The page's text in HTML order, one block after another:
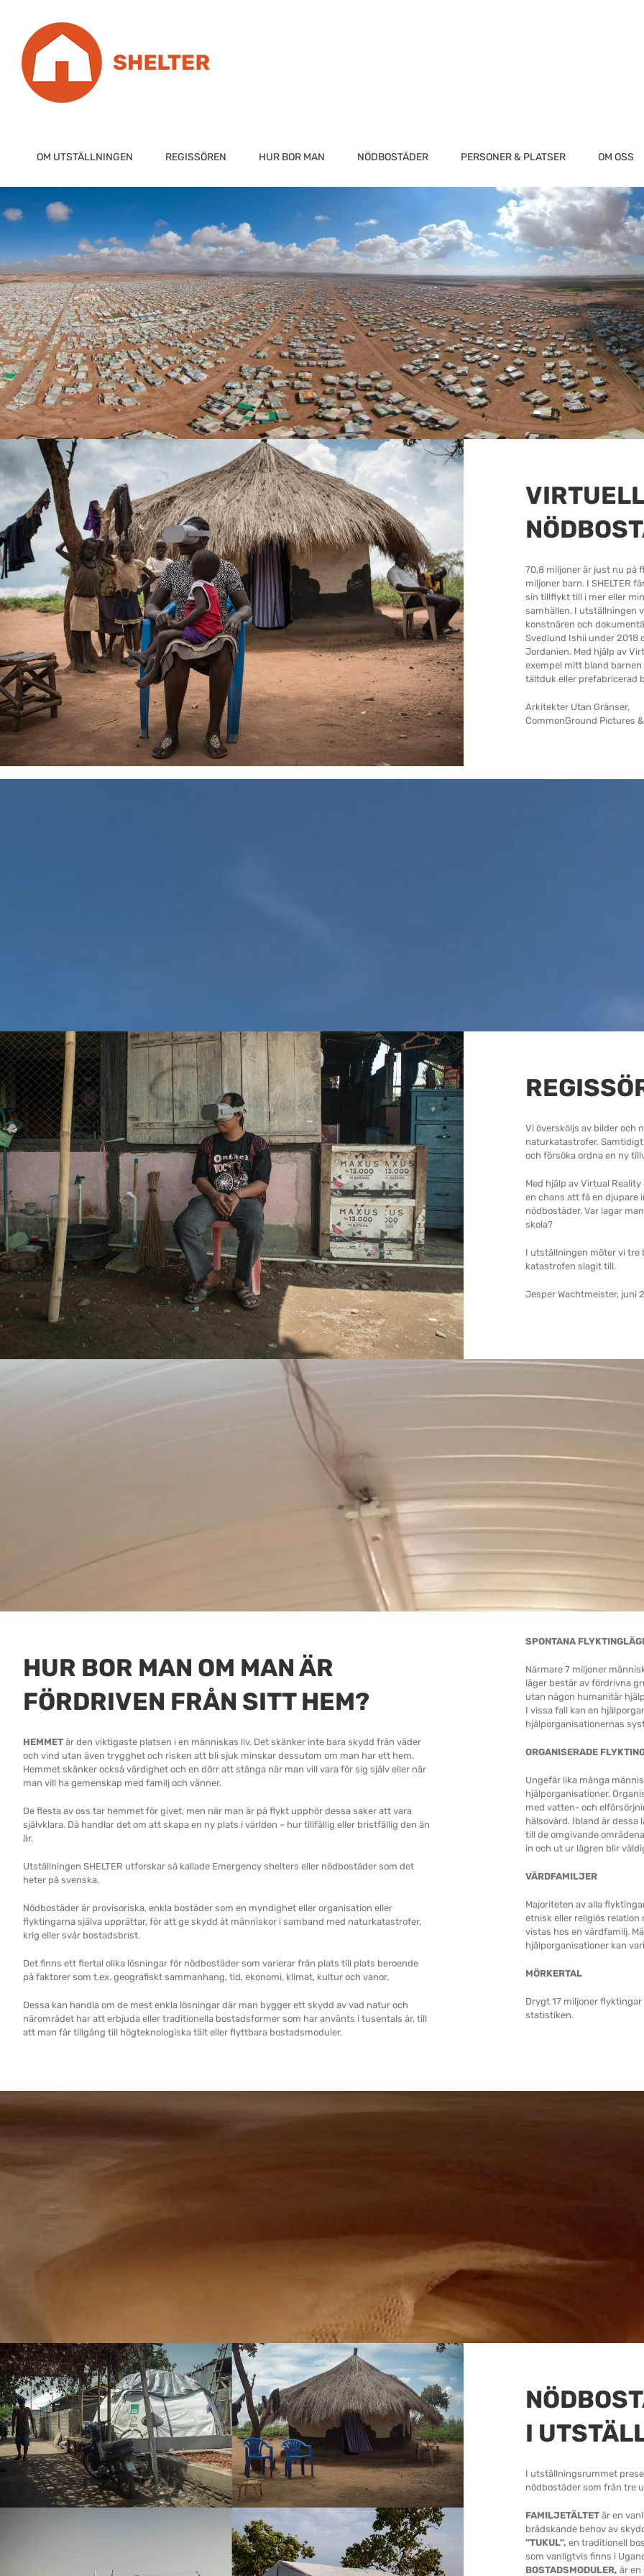
content
OM UTSTÄLLNINGEN REGISSÖREN HUR BOR MAN NÖDBOSTÄDER PERSONER & PLATSER OM OSS
70,8 miljoner är just nu på
miljoner barn. I SHELTER
sin tillflykt till i mer eller
samhällen. I utställningen
konstnären och
Svedlund Ishii under 2018
Jordanien. Med hjälp av
exempel mitt bland barnen
tältduk eller prefabricerad
Arkitekter Utan Gränser,
CommonGround Pictures
Vi översköljs av bilder och
naturkatastrofer.
och försöka ordna en ny
Med hjälp av Virtual
en chans att få en djupare
nödbostäder. Var lagar
skola?
I utställningen möter vi tre
katastrofen slagit till.
Jesper Wachtmeister, juni
HUR BOR MAN OM MAN ÄR
FÖRDRIVEN FRÅN SITT HEM?
HEMMETär den viktigaste platsen i en människas liv. Det skänker inte bara skydd från väder
och vind utan även trygghet och risken att bli sjuk minskar dessutom om man har ett hem.
Hemmet skänker också värdighet och en dörr att stänga när man vill vara för sig själv eller när
man vill ha gemenskap med familj och vänner.
De flesta av oss tar hemmet för givet, men när man är på flykt upphör dessa saker att vara
självklara. Då handlar det om att skapa en ny plats i världen – hur tillfällig eller bristfällig den än
är.
Utställningen SHELTER utforskar så kallade Emergency shelters eller nödbostäder som det
heter på svenska.
Nödbostäder är provisoriska, enkla bostäder som en myndighet eller organisation eller
flyktingarna själva upprättar, för att ge skydd åt människor i samband med naturkatastrofer,
krig eller svår bostadsbrist.
Det finns ett flertal olika lösningar för nödbostäder som varierar från plats till plats beroende
på faktorer som t.ex. geografiskt sammanhang, tid, ekonomi, klimat, kultur och vanor.
Dessa kan handla om de mest enkla lösningar där man bygger ett skydd av vad natur och
närområdet har att erbjuda eller traditionella bostadsformer som har använts i tusentals år, till
att man får tillgång till högteknologiska tält eller flyttbara bostadsmoduler.
SPONTANA
Närmare 7 miljoner
läger består av fördrivna
utan någon humanitär
I vissa fall kan en
hjälporganisationernas
ORGANISERADE
Ungefär lika många
hjälporganisationer.
med vatten- och
hälsovård. Ibland är dessa
till de omgivande
in och ut ur lägren blir
VÄRDFAMILJER
Majoriteten av alla
etnisk eller religiös
vistas hos en värdfamilj.
hjälporganisationer kan
MÖRKERTAL
Drygt 17 miljoner
statistiken.
I
I utställningsrummet
nödbostäder som från tre
FAMILJETÄLTETär en
brådskande behov av
”TUKUL”,en traditionell
som vanligtvis finns i
BOSTADSMODULER, är en